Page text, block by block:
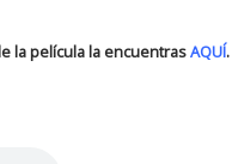
la película la encuentrasAQUÍ.